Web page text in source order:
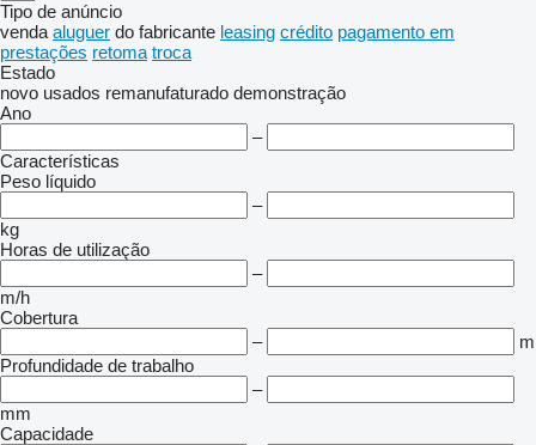
Tipo de anúncio
venda aluguer do fabricante leasing crédito pagamento em
prestações retoma troca
Estado
novo usados remanufaturado demonstração
Ano
–
Características
Peso líquido
–
kg
Horas de utilização
–
m/h
Cobertura
–
m
Profundidade de trabalho
–
mm
Capacidade